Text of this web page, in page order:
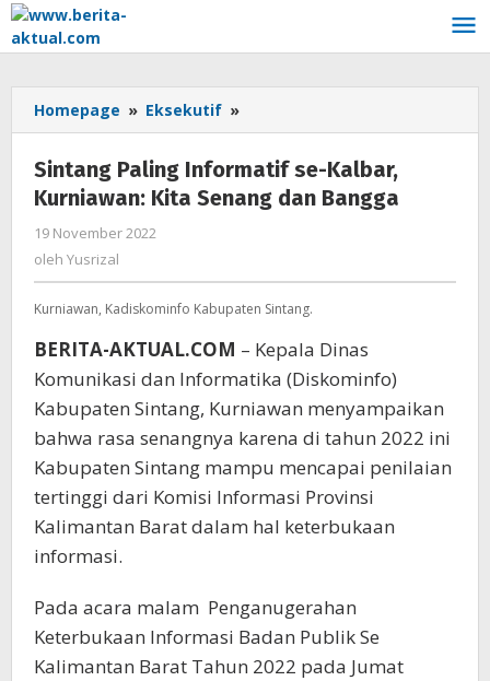
Lewati
ke
konten
Homepage » Eksekutif »
Paling
Informatif
se-
Kalbar,
Bangga
Sintang Paling Informatif se-Kalbar,
Kurniawan: Kita Senang dan Bangga
19 November 2022
oleh Yusrizal
Kurniawan, Kadiskominfo Kabupaten Sintang.
BERITA-AKTUAL.COM – Kepala Dinas
Komunikasi dan Informatika (Diskominfo)
Kabupaten Sintang, Kurniawan menyampaikan
bahwa rasa senangnya karena di tahun 2022 ini
Kabupaten Sintang mampu mencapai penilaian
tertinggi dari Komisi Informasi Provinsi
Kalimantan Barat dalam hal keterbukaan
informasi.
Pada acara malam Penganugerahan
Keterbukaan Informasi Badan Publik Se
Kalimantan Barat Tahun 2022 pada Jumat